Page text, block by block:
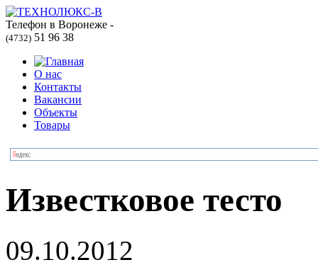
Телефон в Воронеже -
(4732) 51 96 38
О нас
Контакты
Вакансии
Объекты
Товары
Известковое тесто
09.10.2012